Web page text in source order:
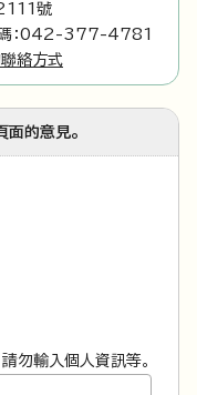
號
：042-377-4781
絡方式
的意見。
勿輸入個人資訊等。